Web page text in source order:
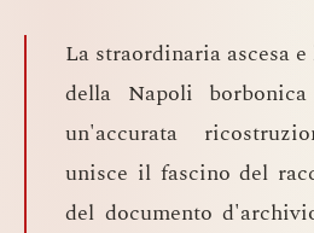
La straordinaria ascesa
della Napoli
un'accurata
unisce il fascino del
del documento